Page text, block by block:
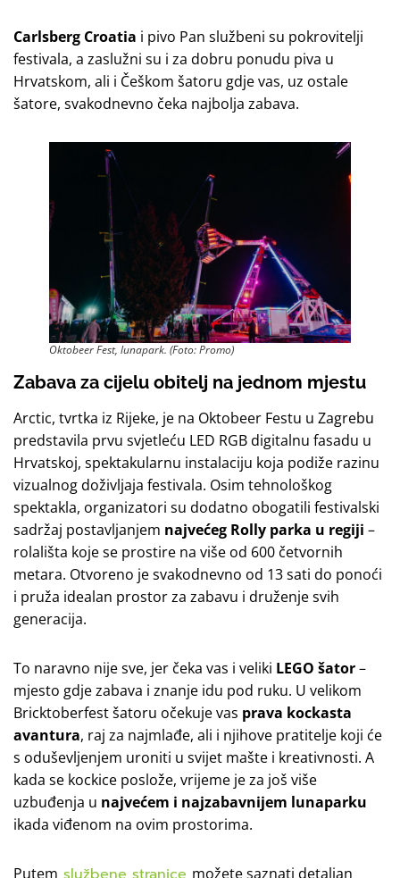
Carlsberg Croatia i pivo Pan službeni su pokrovitelji
festivala, a zaslužni su i za dobru ponudu piva u
Hrvatskom, ali i Češkom šatoru gdje vas, uz ostale
šatore, svakodnevno čeka najbolja zabava.
Oktobeer Fest, lunapark. (Foto: Promo)
Zabava za cijelu obitelj na jednom mjestu
Arctic, tvrtka iz Rijeke, je na Oktobeer Festu u Zagrebu
predstavila prvu svjetleću LED RGB digitalnu fasadu u
Hrvatskoj, spektakularnu instalaciju koja podiže razinu
vizualnog doživljaja festivala. Osim tehnološkog
spektakla, organizatori su dodatno obogatili festivalski
sadržaj postavljanjem najvećeg Rolly parka u regiji –
rolališta koje se prostire na više od 600 četvornih
metara. Otvoreno je svakodnevno od 13 sati do ponoći
i pruža idealan prostor za zabavu i druženje svih
generacija.
To naravno nije sve, jer čeka vas i veliki LEGO šator–
mjesto gdje zabava i znanje idu pod ruku. U velikom
Bricktoberfest šatoru očekuje vas prava kockasta
avantura, raj za najmlađe, ali i njihove pratitelje koji će
s oduševljenjem uroniti u svijet mašte i kreativnosti. A
kada se kockice poslože, vrijeme je za još više
uzbuđenja u najvećem i najzabavnijem lunaparku
ikada viđenom na ovim prostorima.
Putem možete saznati detaljan